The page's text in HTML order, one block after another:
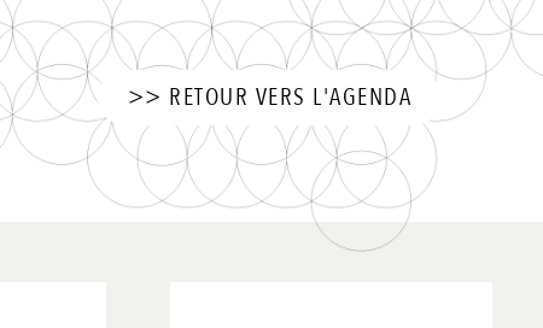
>> RETOUR VERS L'AGENDA